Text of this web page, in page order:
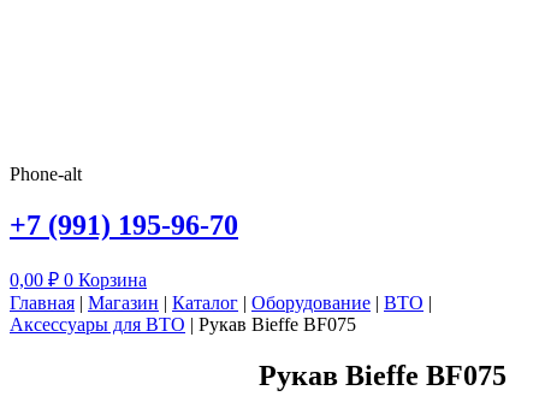
Phone-alt
+7 (991) 195-96-70
0,00 ₽ 0 Корзина
Главная | Магазин | Каталог | Оборудование | ВТО |
Аксессуары для ВТО | Рукав Bieffe BF075
Рукав Bieffe BF075